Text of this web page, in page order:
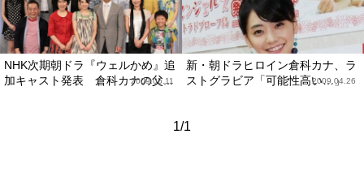
NHK次期朝ドラ『ウェルかめ』追
加キャスト発表 倉科カナの父...
2009.05.11
新・朝ドラヒロイン倉科カナ、ラ
ストグラビア「可能性高い…」
2009.04.26
1/1